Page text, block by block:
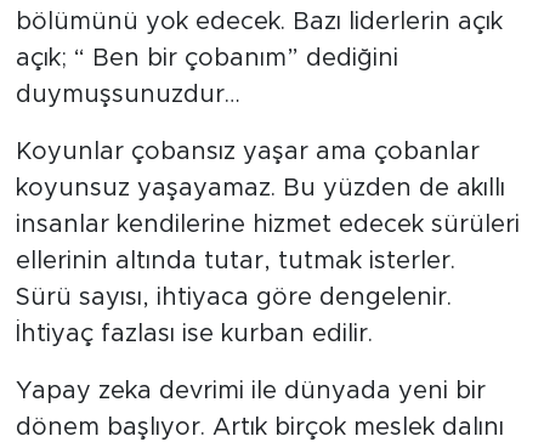
bölümünü yok edecek. Bazı liderlerin açık
açık; “ Ben bir çobanım” dediğini
duymuşsunuzdur…
Koyunlar çobansız yaşar ama çobanlar
koyunsuz yaşayamaz. Bu yüzden de akıllı
insanlar kendilerine hizmet edecek sürüleri
ellerinin altında tutar, tutmak isterler.
Sürü sayısı, ihtiyaca göre dengelenir.
İhtiyaç fazlası ise kurban edilir.
Yapay zeka devrimi ile dünyada yeni bir
dönem başlıyor. Artık birçok meslek dalını